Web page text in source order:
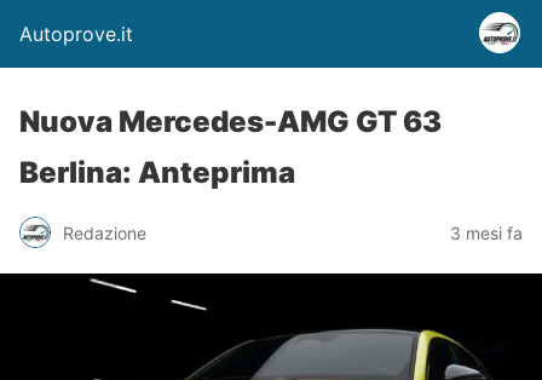
Autoprove.it
Nuova Mercedes-AMG GT 63
Berlina: Anteprima
Redazione 3 mesi fa